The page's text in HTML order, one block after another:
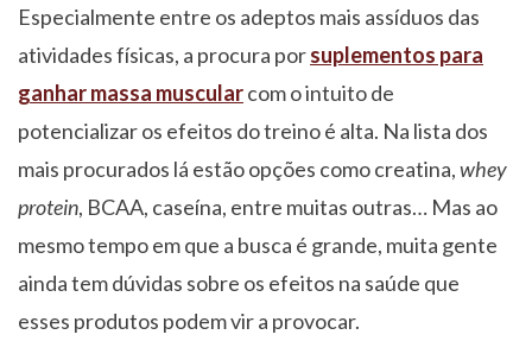
Especialmente entre os adeptos mais assíduos das
atividades físicas, a procura porsuplementos para
ganhar massa muscularcom o intuito de
potencializar os efeitos do treino é alta. Na lista dos
mais procurados lá estão opções como creatina,whey
protein, BCAA, caseína, entre muitas outras… Mas ao
mesmo tempo em que a busca é grande, muita gente
ainda tem dúvidas sobre os efeitos na saúde que
esses produtos podem vir a provocar.